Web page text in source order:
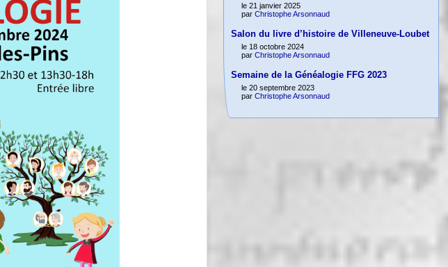
le 21 janvier 2025
parChristophe Arsonnaud
Salon du livre d’histoire de Villeneuve-Loubet
le 18 octobre 2024
parChristophe Arsonnaud
Semaine de la Généalogie FFG 2023
le 20 septembre 2023
parChristophe Arsonnaud